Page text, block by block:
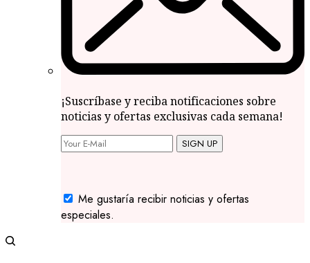
¡Suscríbase y reciba notificaciones sobre
noticias y ofertas exclusivas cada semana!
SIGN UP
Me gustaría recibir noticias y ofertas
especiales.